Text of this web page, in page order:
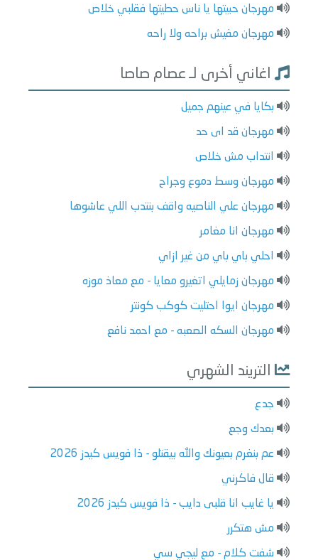
مهرجان حبيتها يا ناس حطيتها فقلبي خلاص
مهرجان مفيش براحه ولا راحه
اغاني أخرى لـ عصام صاصا
بكايا في عينهم جميل
مهرجان قد اى حد
انتداب مش خلاص
مهرجان وسط دموع وجراح
مهرجان علي الناصيه واقف بنتدب اللي عاشوها
مهرجان انا مغامر
احلي باي باي من غير ازاي
مهرجان زمايلي اتغيرو معايا - مع معاذ موزه
مهرجان ايوا احتليت كوكب كونتر
مهرجان السكه الصعبه - مع احمد نافع
التريند الشهري
جدع
بعدك وجع
عم بنغرم بعيونك والله بيقتلو - ذا فويس كيدز 2026
قال فاكرني
يا غايب انا قلبى دايب - ذا فويس كيدز 2026
مش هتكرر
شفت كلام - مع ليجي سي